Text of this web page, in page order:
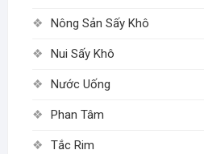
Nông Sản Sấy Khô
Nui Sấy Khô
Nước Uống
Phan Tâm
Tắc Rim